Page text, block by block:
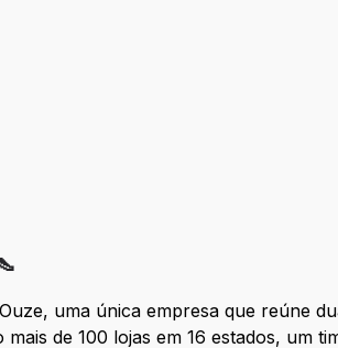
uma única empresa que reúne
de 100 lojas em 16 estados, um